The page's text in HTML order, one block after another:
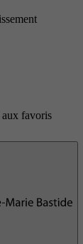
aux favoris